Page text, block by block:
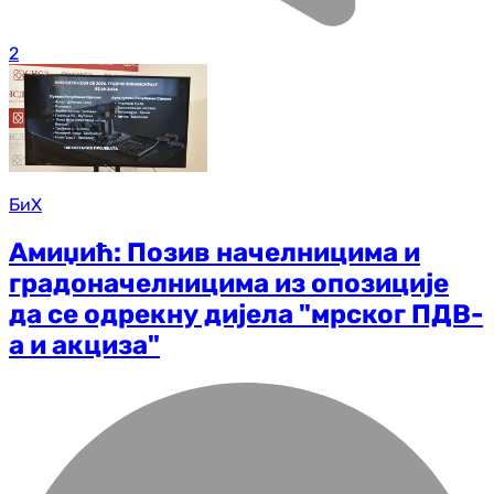
2
БиХ
Амиџић: Позив начелницима и
градоначелницима из опозиције
да се одрекну дијела "мрског ПДВ-
а и акциза"